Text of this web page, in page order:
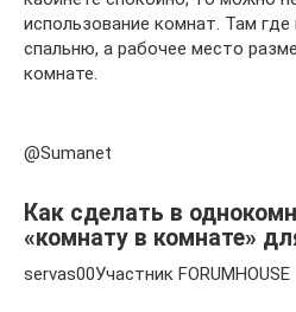
использование комнат. Там
спальню, а рабочее место
комнате.
@Sumanet
Как сделать в
«комнату в комнате»
servas00Участник FORUMHOUSE